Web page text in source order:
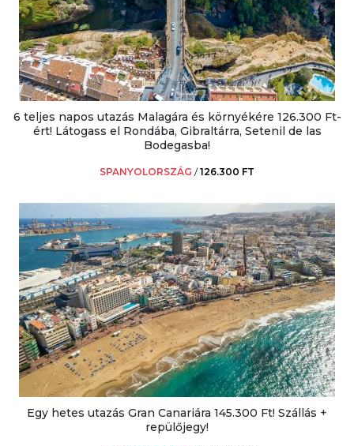
6 teljes napos utazás Malagára és környékére 126.300 Ft-
ért! Látogass el Rondába, Gibraltárra, Setenil de las
Bodegasba!
SPANYOLORSZÁG /126.300 FT
Egy hetes utazás Gran Canariára 145.300 Ft! Szállás +
repülőjegy!